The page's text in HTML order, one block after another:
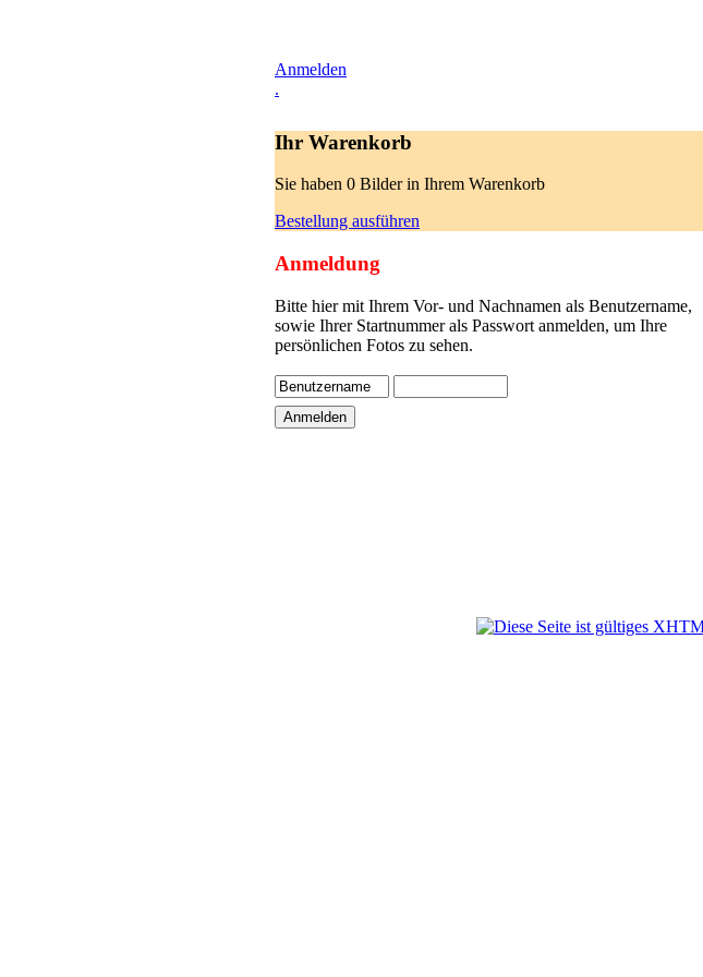
Anmelden
.
Ihr Warenkorb
Sie haben 0 Bilder in Ihrem Warenkorb
Bestellung ausführen
Anmeldung
Bitte hier mit Ihrem Vor- und Nachnamen als Benutzername,
sowie Ihrer Startnummer als Passwort anmelden, um Ihre
persönlichen Fotos zu sehen.